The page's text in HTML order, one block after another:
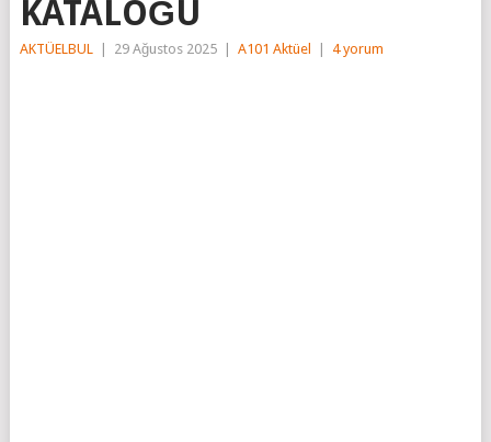
KATALOĞU
AKTÜELBUL 29 Ağustos 2025 A101 Aktüel 4 yorum